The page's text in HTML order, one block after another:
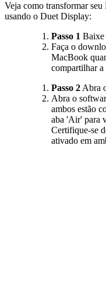
Veja como transformar
usando o Duet Display:
Passo 1 Baixe
Faça o
MacBook
compartilhar a
Passo 2 Abra
Abra o
ambos estão
aba 'Air' para
Certifique-se
ativado em